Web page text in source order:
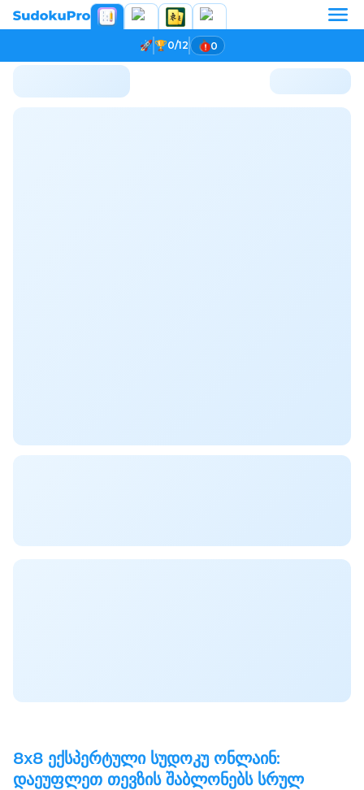
0/12 0
8x8 ექსპერტული სუდოკუ ონლაინ:
დაეუფლეთ თევზის შაბლონებს სრულ